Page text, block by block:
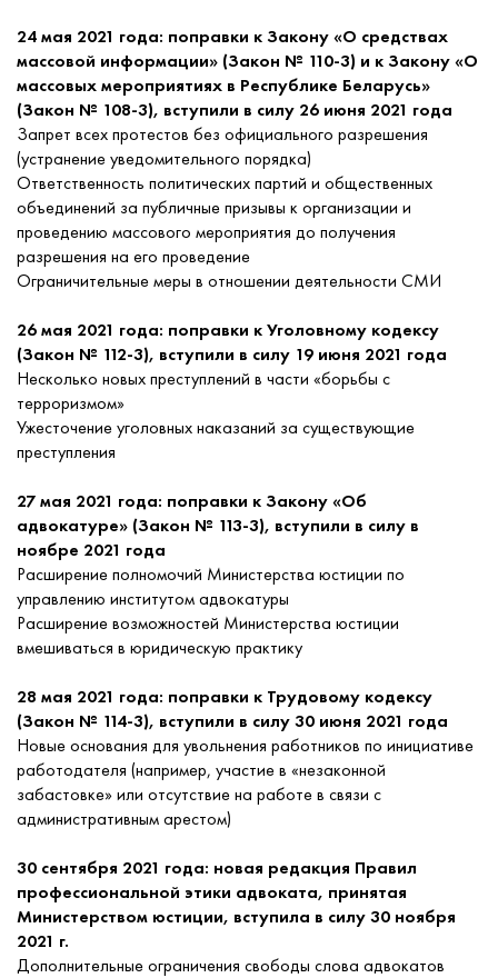
24 мая 2021 года: поправки к Закону «О средствах
массовой информации» (Закон № 110-3) и к Закону «О
массовых мероприятиях в Республике Беларусь»
(Закон № 108-3), вступили в силу 26 июня 2021 года
Запрет всех протестов без официального разрешения
(устранение уведомительного порядка)
Ответственность политических партий и общественных
объединений за публичные призывы к организации и
проведению массового мероприятия до получения
разрешения на его проведение
Ограничительные меры в отношении деятельности СМИ
26 мая 2021 года: поправки к Уголовному кодексу
(Закон № 112-3), вступили в силу 19 июня 2021 года
Несколько новых преступлений в части «борьбы с
терроризмом»
Ужесточение уголовных наказаний за существующие
преступления
27 мая 2021 года: поправки к Закону «Об
адвокатуре» (Закон № 113-3), вступили в силу в
ноябре 2021 года
Расширение полномочий Министерства юстиции по
управлению институтом адвокатуры
Расширение возможностей Министерства юстиции
вмешиваться в юридическую практику
28 мая 2021 года: поправки к Трудовому кодексу
(Закон № 114-3), вступили в силу 30 июня 2021 года
Новые основания для увольнения работников по инициативе
работодателя (например, участие в «незаконной
забастовке» или отсутствие на работе в связи с
административным арестом)
30 сентября 2021 года: новая редакция Правил
профессиональной этики адвоката, принятая
Министерством юстиции, вступила в силу 30 ноября
2021 г.
Дополнительные ограничения свободы слова адвокатов